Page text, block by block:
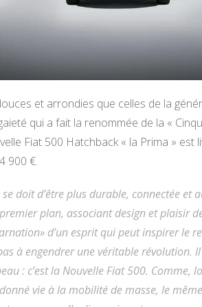
et arrondies que celles de la
qui a fait la renommée de la «
Fiat 500 Hatchback « la Prima » est
900 €.
doit d’être plus durable, connectée et
plan, associant design et plaisir
d’un esprit qui peut inspirer le
à engendrer une véritable révolution.
: c’est la Nouvelle Fiat 500. Comme,
vie à la mobilité de masse, le